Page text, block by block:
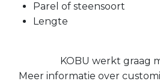
Parel of steensoort
Lengte
KOBU werkt graag
Meer informatie over